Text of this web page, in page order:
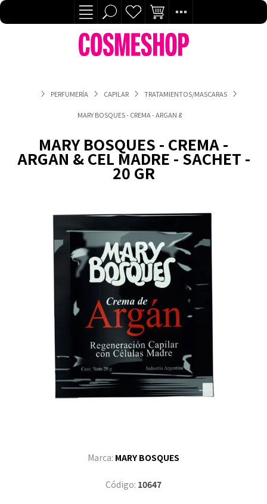
PERFUMERÍA CAPILAR TRATAMIENTOS/MASCARAS
MARY BOSQUES - CREMA - ARGAN & CEL MADRE - SACHET - 20
MARY BOSQUES - CREMA -
ARGAN & CEL MADRE - SACHET -
20 GR
Marca: MARY BOSQUES
Código: 10647